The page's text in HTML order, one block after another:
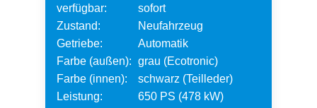
verfügbar:
sofort
Zustand:
Neufahrzeug
Getriebe:
Automatik
Farbe (außen): grau (Ecotronic)
Farbe (innen):
schwarz (Teilleder)
Leistung:
650 PS (478 kW)